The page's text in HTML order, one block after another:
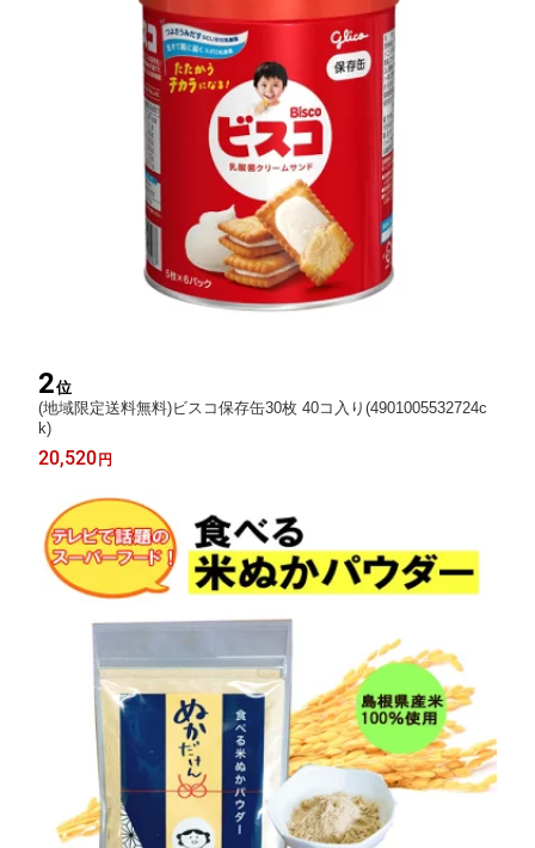
2位
(地域限定送料無料)ビスコ保存缶30枚 40コ入り(4901005532724c
k)
20,520 円